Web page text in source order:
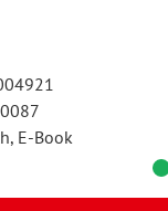
E-Book